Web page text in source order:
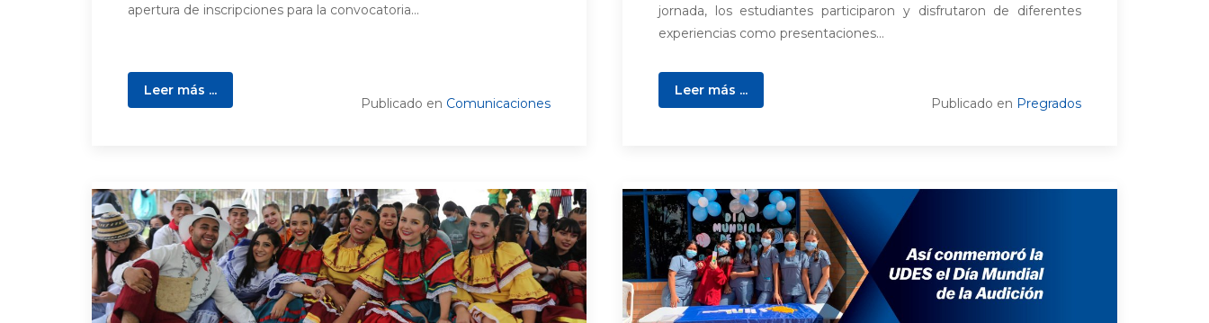
apertura de inscripciones para la convocatoria...
Leer más ...
Publicado en Comunicaciones
jornada, los estudiantes participaron y disfrutaron de diferentes
experiencias como presentaciones...
Leer más ...
Publicado en Pregrados